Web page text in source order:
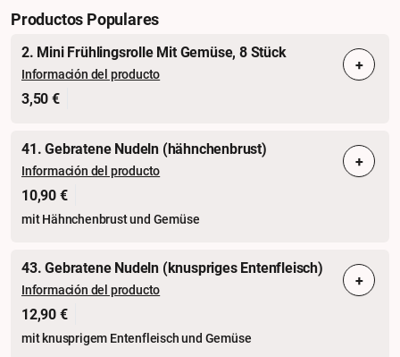
Productos Populares
2. Mini Frühlingsrolle Mit Gemüse, 8 Stück
Información del producto
3,50 €
+
41. Gebratene Nudeln (hähnchenbrust)
Información del producto
10,90 €
mit Hähnchenbrust und Gemüse
+
43. Gebratene Nudeln (knuspriges Entenfleisch)
Información del producto
12,90 €
mit knusprigem Entenfleisch und Gemüse
+